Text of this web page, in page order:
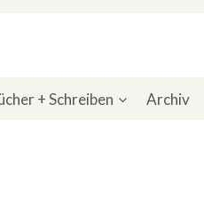
+ Schreiben Archiv